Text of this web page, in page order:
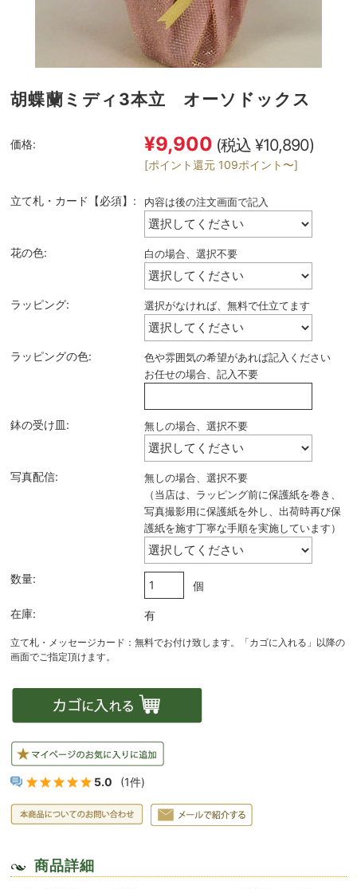
胡蝶蘭ミディ3本立 オーソドックス
価格: ¥9,900 (税込 ¥10,890)
[ポイント還元 109ポイント〜]
立て札・カード【必須】: 内容は後の注文画面で記入
花の色: 白の場合、選択不要
ラッピング: 選択がなければ、無料で仕立てます
ラッピングの色:
色や雰囲気の希望があれば記入ください
お任せの場合、記入不要
鉢の受け皿: 無しの場合、選択不要
写真配信:
無しの場合、選択不要
（当店は、ラッピング前に保護紙を巻き、
写真撮影用に保護紙を外し、出荷時再び保
護紙を施す丁寧な手順を実施しています）
数量: 個
在庫: 有
5.0 (1件)
商品詳細